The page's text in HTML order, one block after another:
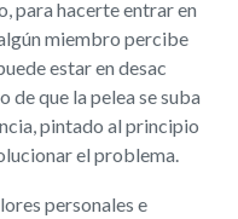
para hacerte entrar en
miembro percibe
estar en desac​
de que la pelea se suba
pintado al principio
el problema.
personales e